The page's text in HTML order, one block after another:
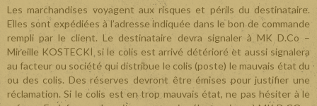
Les marchandises voyagent aux risques et périls du destinataire.
Elles sont expédiées à l’adresse indiquée dans le bon de commande
rempli par le client. Le destinataire devra signaler à MK D.Co –
Mireille KOSTECKI si le colis est arrivé détérioré et aussi signalera
au facteur ou société qui distribue le colis (poste) le mauvais état du
ou des colis. Des réserves devront être émises pour justifier une
réclamation. Si le colis est en trop mauvais état, ne pas hésiter à le